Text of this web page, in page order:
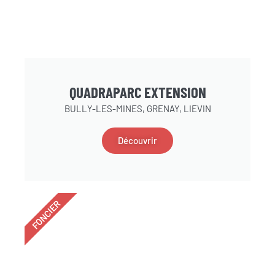
QUADRAPARC EXTENSION
BULLY-LES-MINES, GRENAY, LIEVIN
Découvrir
FONCIER